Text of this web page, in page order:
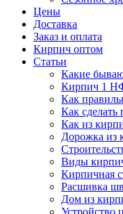
Цены
Доставка
Заказ и оплата
Кирпич оптом
Статьи
Какие
Кирпич 1
Как
Как сделать
Как из
Дорожка из
Виды
Кирпичная
Расшивка
Дом из
Устройство